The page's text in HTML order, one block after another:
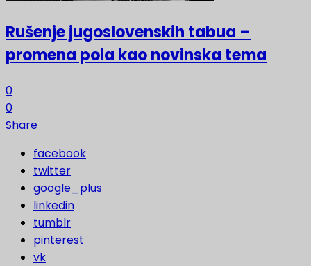
Rušenje jugoslovenskih tabua –
promena pola kao novinska tema
0
0
Share
facebook
twitter
google_plus
linkedin
tumblr
pinterest
vk